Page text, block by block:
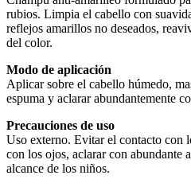
rubios. Limpia el cabello con
reflejos amarillos no deseados,
del color.
Modo de aplicación
Aplicar sobre el cabello húmedo,
espuma y aclarar abundantemente
Precauciones de uso
Uso externo. Evitar el contacto con
con los ojos, aclarar con abundante
alcance de los niños.